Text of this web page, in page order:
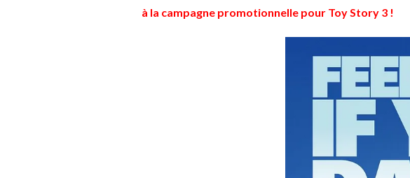
à la campagne promotionnelle pour Toy Story 3 !